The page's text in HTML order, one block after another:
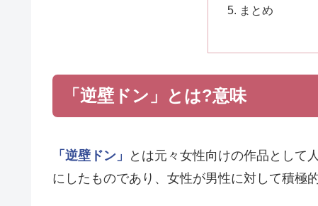
まとめ
「逆壁ドン」とは?意味
「逆壁ドン」 とは元々女性向けの作品として
にしたものであり、女性が男性に対して積極